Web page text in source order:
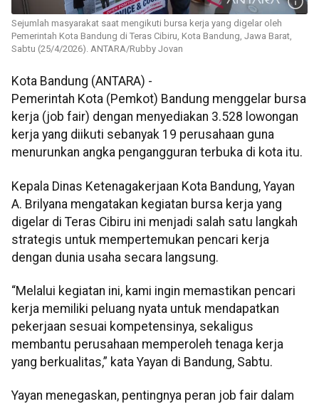
Sejumlah masyarakat saat mengikuti bursa kerja yang digelar oleh
Pemerintah Kota Bandung di Teras Cibiru, Kota Bandung, Jawa Barat,
Sabtu (25/4/2026). ANTARA/Rubby Jovan
Kota Bandung (ANTARA) -
Pemerintah Kota (Pemkot) Bandung menggelar bursa
kerja (job fair) dengan menyediakan 3.528 lowongan
kerja yang diikuti sebanyak 19 perusahaan guna
menurunkan angka pengangguran terbuka di kota itu.
Kepala Dinas Ketenagakerjaan Kota Bandung, Yayan
A. Brilyana mengatakan kegiatan bursa kerja yang
digelar di Teras Cibiru ini menjadi salah satu langkah
strategis untuk mempertemukan pencari kerja
dengan dunia usaha secara langsung.
“Melalui kegiatan ini, kami ingin memastikan pencari
kerja memiliki peluang nyata untuk mendapatkan
pekerjaan sesuai kompetensinya, sekaligus
membantu perusahaan memperoleh tenaga kerja
yang berkualitas,” kata Yayan di Bandung, Sabtu.
Yayan menegaskan, pentingnya peran job fair dalam